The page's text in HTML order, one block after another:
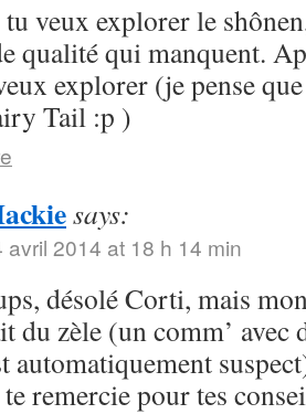
veux explorer le
qualité qui manquent.
explorer (je pense
Tail :p )
says:
avril 2014 at 18 h 14 min
désolé Corti, mais
du zèle (un comm’ avec
automatiquement
remercie pour tes